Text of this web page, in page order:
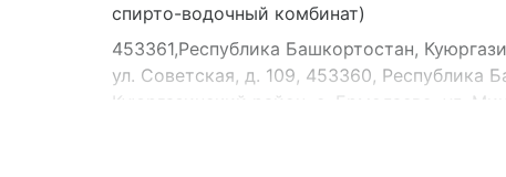
спирто-водочный комбинат)
453361,Республика Башкортостан,
ул. Советская, д. 109, 453360, Республика
Куюргазинский район, с. Ермолаево, ул.